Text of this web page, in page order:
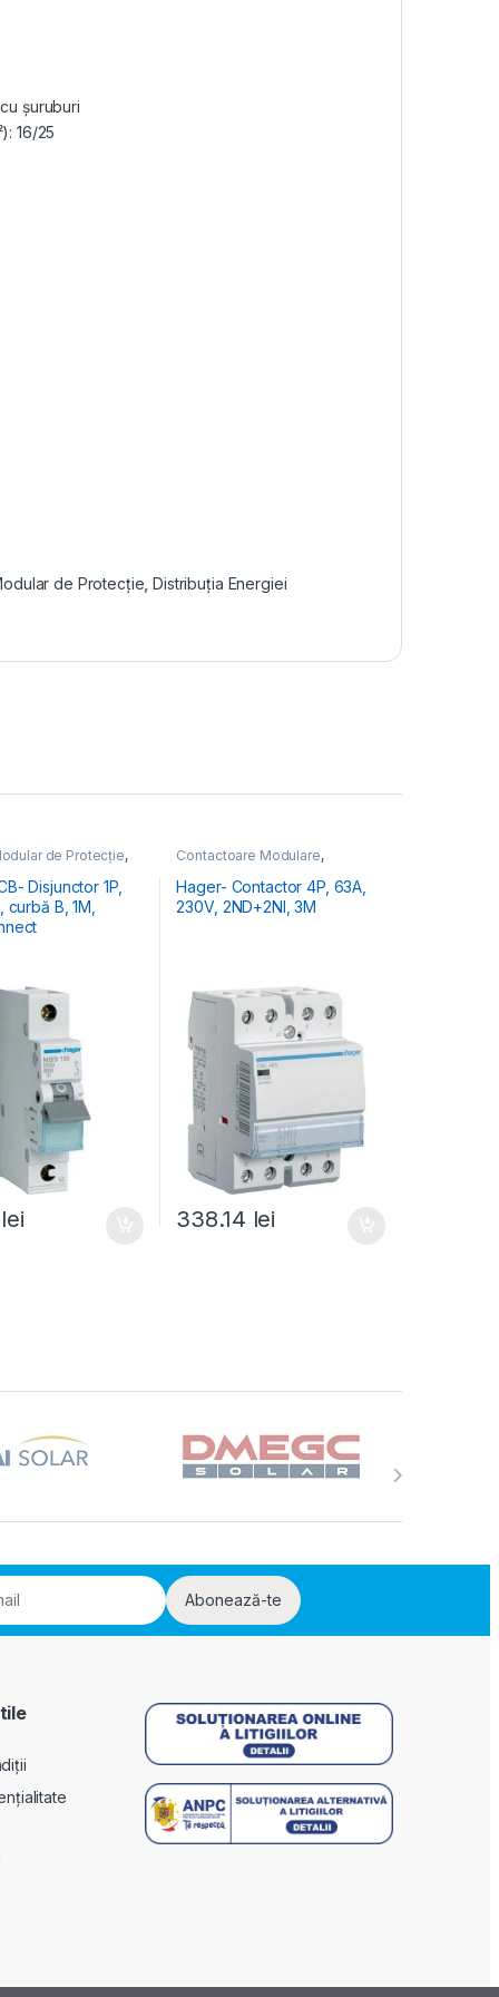
șuruburi
16/25
de Protecție,Distribuția Energiei
de Protecție,
Automate
Disjunctor 1P,
lei
Contactoare Modulare,
Hager- Contactor 4P, 63A,
230V, 2ND+2NI, 3M
338.14 lei
Abonează-te